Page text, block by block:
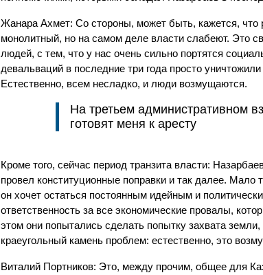
Жанара Ахмет: Со стороны, может быть, кажется,
монолитный, но на самом деле власти слабеют. Это
людей, с тем, что у нас очень сильно портятся
девальваций в последние три года просто
Естественно, всем несладко, и люди возмущаются.
На третьем административном
готовят меня к аресту
Кроме того, сейчас период транзита власти:
провел конституционные поправки и так далее. Мало
он хочет остаться постоянным идейным и
ответственность за все экономические провалы,
этом они попытались сделать попытку захвата
краеугольный камень проблем: естественно, это
Виталий Портников: Это, между прочим, общее для